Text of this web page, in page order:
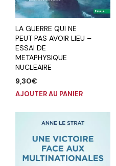
LA GUERRE QUI NE
PEUT PAS AVOIR LIEU –
ESSAI DE
METAPHYSIQUE
NUCLEAIRE
9,30€
AJOUTER AU PANIER